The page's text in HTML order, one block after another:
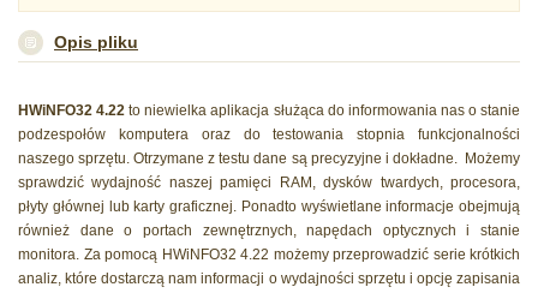
Opis pliku
HWiNFO32 4.22 to niewielka aplikacja służąca do informowania nas o stanie
podzespołów komputera oraz do testowania stopnia funkcjonalności
naszego sprzętu. Otrzymane z testu dane są precyzyjne i dokładne. Możemy
sprawdzić wydajność naszej pamięci RAM, dysków twardych, procesora,
płyty głównej lub karty graficznej. Ponadto wyświetlane informacje obejmują
również dane o portach zewnętrznych, napędach optycznych i stanie
monitora. Za pomocą HWiNFO32 4.22 możemy przeprowadzić serie krótkich
analiz, które dostarczą nam informacji o wydajności sprzętu i opcję zapisania